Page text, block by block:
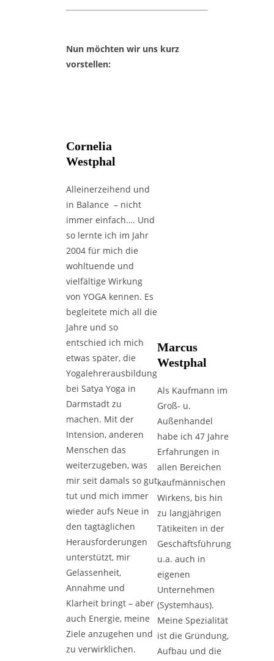
Nun möchten wir uns kurz
vorstellen:
Cornelia
Westphal
Alleinerzeihend und
in Balance – nicht
immer einfach…. Und
so lernte ich im Jahr
2004 für mich die
wohltuende und
vielfältige Wirkung
von YOGA kennen. Es
begleitete mich all die
Jahre und so
entschied ich mich
etwas später, die
Yogalehrerausbildung
bei Satya Yoga in
Darmstadt zu
machen. Mit der
Intension, anderen
Menschen das
weiterzugeben, was
mir seit damals so gut
tut und mich immer
wieder aufs Neue in
den tagtäglichen
Herausforderungen
unterstützt, mir
Gelassenheit,
Annahme und
Klarheit bringt – aber
auch Energie, meine
Ziele anzugehen und
zu verwirklichen.
Marcus
Westphal
Als Kaufmann im
Groß- u.
Außenhandel
habe ich 47 Jahre
Erfahrungen in
allen Bereichen
kaufmännischen
Wirkens, bis hin
zu langjährigen
Tätikeiten in der
Geschäftsführung
u.a. auch in
eigenen
Unternehmen
(Systemhaus).
Meine Spezialität
ist die Gründung,
Aufbau und die